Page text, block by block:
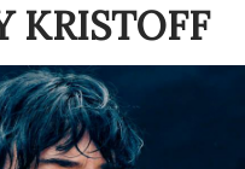
KRISTOFF